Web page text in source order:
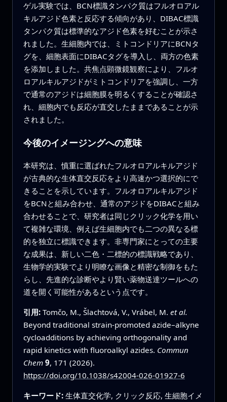
ゲル実験では、BCN標識タンパク質はフルオロアル
キルアジド色素と反応する傾向があり、DIBAC標識
タンパク質は標準的なアジド色素を好むことが示さ
れました。生細胞内では、ミトコンドリアにBCNタ
グを、細胞表面にDIBACタグを導入し、両方の色素
を添加しました。共焦点顕微鏡観察により、フルオ
ロアルキルアジドがミトコンドリアを強調し、一方
で通常のアジドは細胞膜を明るくすることが確認さ
れ、細胞内でも反応が直交したままであることが示
されました。
今後のイメージングへの意味
本研究は、慎重に選ばれたフルオロアルキルアジド
が古典的な生体直交反応をより高速かつ選択的にで
きることを示しています。フルオロアルキルアジド
をBCNと組み合わせ、通常のアジドをDIBACと組み
合わせることで、研究者は同じクリック化学を用い
て複雑な環境、例えば生細胞内でも二つの異なる標
的を独立に標識できます。非専門家にとっての主要
な成果は、新しい二色・二標的の標識戦略であり、
生物学的実験でより明瞭な画像と精密な制御をもた
らし、先進的な診断やより賢い薬物送達ツールへの
道を開く可能性があるという点です。
引用: Tomčo, M., Šlachtová, V., Vrábel, M. et al.
Beyond traditional strain-promoted azide–alkyne
cycloadditions by achieving orthogonality and
rapid kinetics with fluoroalkyl azides. Commun
Chem 9, 171 (2026).
https://doi.org/10.1038/s42004-026-01927-6
キーワード: 生体直交化学, クリック反応, 生細胞イメ